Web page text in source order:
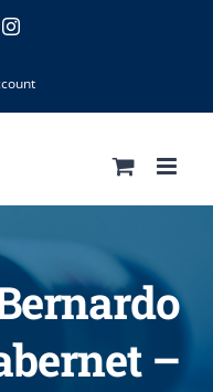
Instagram
–